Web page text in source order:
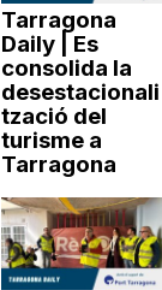
Tarragona
Daily | Es
consolida la
desestacionali
tzació del
turisme a
Tarragona